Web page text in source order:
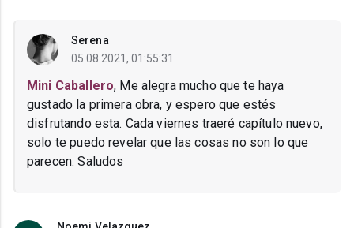
Serena
05.08.2021, 01:55:31
Mini Caballero, Me alegra mucho que te haya
gustado la primera obra, y espero que estés
disfrutando esta. Cada viernes traeré capítulo nuevo,
solo te puedo revelar que las cosas no son lo que
parecen. Saludos